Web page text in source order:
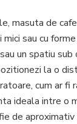
masuta de
sau cu
un spatiu
la o
cum ar fi
ideala intre o
de